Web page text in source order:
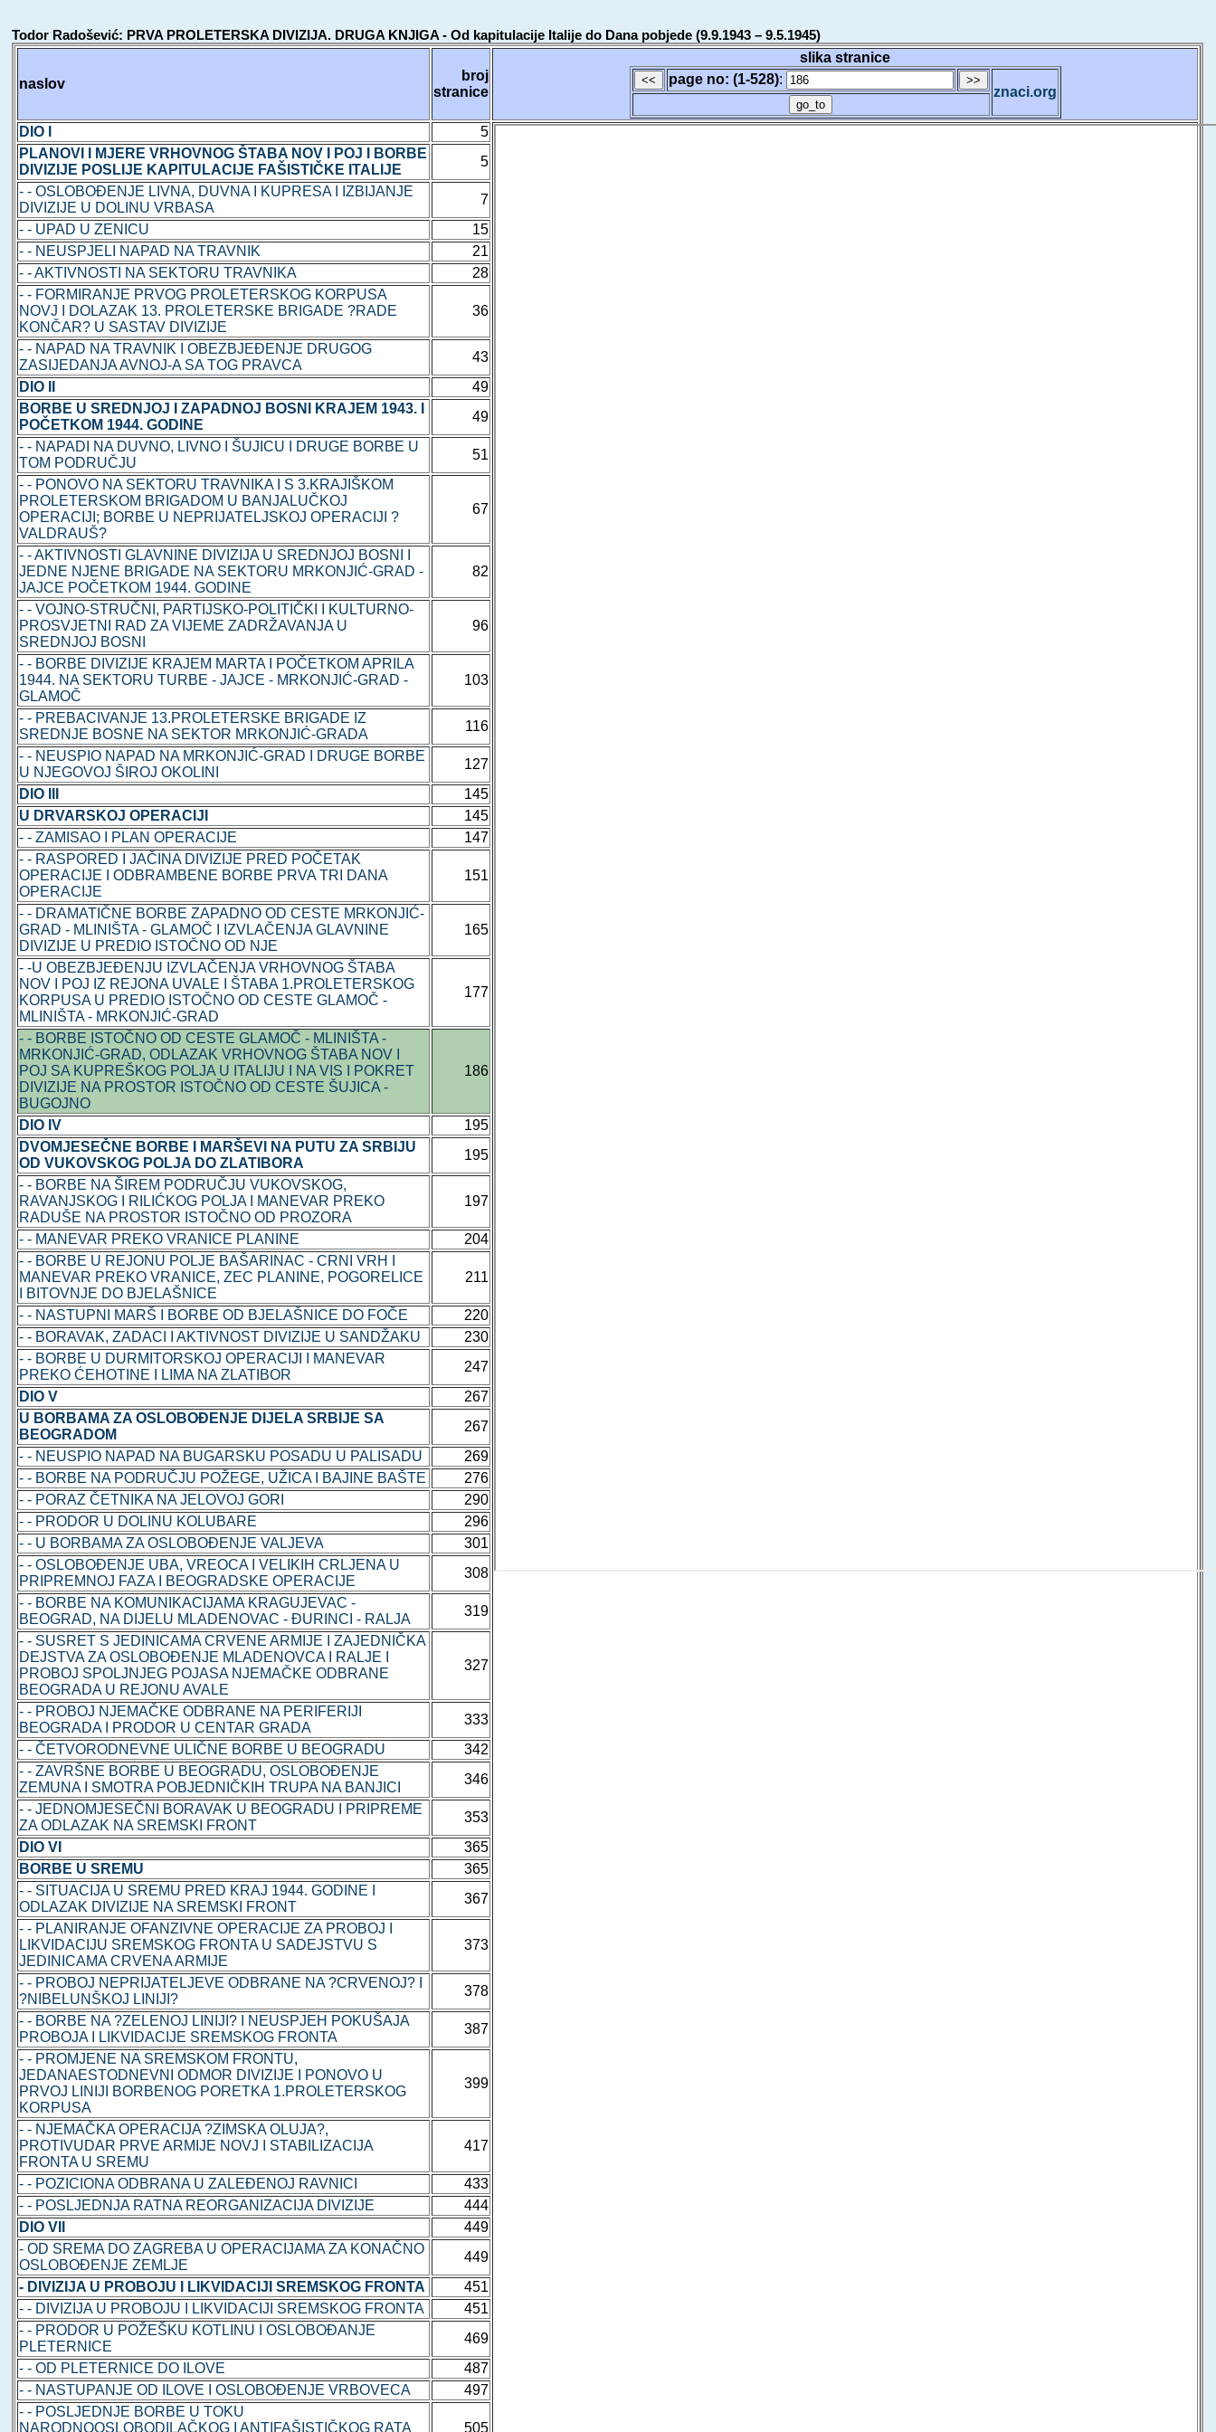
Todor Radošević: PRVA PROLETERSKA DIVIZIJA. DRUGA KNJIGA - Od kapitulacije Italije do Dana pobjede (9.9.1943 – 9.5.1945)
naslov
broj
stranice
slika stranice
page no: (1-528):
znaci.org
DIO I
5
PLANOVI I MJERE VRHOVNOG ŠTABA NOV I POJ I BORBE
DIVIZIJE POSLIJE KAPITULACIJE FAŠISTIČKE ITALIJE
5
- - OSLOBOĐENJE LIVNA, DUVNA I KUPRESA I IZBIJANJE
DIVIZIJE U DOLINU VRBASA
7
- - UPAD U ZENICU
15
- - NEUSPJELI NAPAD NA TRAVNIK
21
- - AKTIVNOSTI NA SEKTORU TRAVNIKA
28
- - FORMIRANJE PRVOG PROLETERSKOG KORPUSA
NOVJ I DOLAZAK 13. PROLETERSKE BRIGADE ?RADE
KONČAR? U SASTAV DIVIZIJE
36
- - NAPAD NA TRAVNIK I OBEZBJEĐENJE DRUGOG
ZASIJEDANJA AVNOJ-A SA TOG PRAVCA
43
DIO II
49
BORBE U SREDNJOJ I ZAPADNOJ BOSNI KRAJEM 1943. I
POČETKOM 1944. GODINE
49
- - NAPADI NA DUVNO, LIVNO I ŠUJICU I DRUGE BORBE U
TOM PODRUČJU
51
- - PONOVO NA SEKTORU TRAVNIKA I S 3.KRAJIŠKOM
PROLETERSKOM BRIGADOM U BANJALUČKOJ
OPERACIJI; BORBE U NEPRIJATELJSKOJ OPERACIJI ?
VALDRAUŠ?
67
- - AKTIVNOSTI GLAVNINE DIVIZIJA U SREDNJOJ BOSNI I
JEDNE NJENE BRIGADE NA SEKTORU MRKONJIĆ-GRAD -
JAJCE POČETKOM 1944. GODINE
82
- - VOJNO-STRUČNI, PARTIJSKO-POLITIČKI I KULTURNO-
PROSVJETNI RAD ZA VIJEME ZADRŽAVANJA U
SREDNJOJ BOSNI
96
- - BORBE DIVIZIJE KRAJEM MARTA I POČETKOM APRILA
1944. NA SEKTORU TURBE - JAJCE - MRKONJIĆ-GRAD -
GLAMOČ
103
- - PREBACIVANJE 13.PROLETERSKE BRIGADE IZ
SREDNJE BOSNE NA SEKTOR MRKONJIĆ-GRADA
116
- - NEUSPIO NAPAD NA MRKONJIĆ-GRAD I DRUGE BORBE
U NJEGOVOJ ŠIROJ OKOLINI
127
DIO III
145
U DRVARSKOJ OPERACIJI
145
- - ZAMISAO I PLAN OPERACIJE
147
- - RASPORED I JAČINA DIVIZIJE PRED POČETAK
OPERACIJE I ODBRAMBENE BORBE PRVA TRI DANA
OPERACIJE
151
- - DRAMATIČNE BORBE ZAPADNO OD CESTE MRKONJIĆ-
GRAD - MLINIŠTA - GLAMOČ I IZVLAČENJA GLAVNINE
DIVIZIJE U PREDIO ISTOČNO OD NJE
165
- -U OBEZBJEĐENJU IZVLAČENJA VRHOVNOG ŠTABA
NOV I POJ IZ REJONA UVALE I ŠTABA 1.PROLETERSKOG
KORPUSA U PREDIO ISTOČNO OD CESTE GLAMOČ -
MLINIŠTA - MRKONJIĆ-GRAD
177
- - BORBE ISTOČNO OD CESTE GLAMOČ - MLINIŠTA -
MRKONJIĆ-GRAD, ODLAZAK VRHOVNOG ŠTABA NOV I
POJ SA KUPREŠKOG POLJA U ITALIJU I NA VIS I POKRET
DIVIZIJE NA PROSTOR ISTOČNO OD CESTE ŠUJICA -
BUGOJNO
186
DIO IV
195
DVOMJESEČNE BORBE I MARŠEVI NA PUTU ZA SRBIJU
OD VUKOVSKOG POLJA DO ZLATIBORA
195
- - BORBE NA ŠIREM PODRUČJU VUKOVSKOG,
RAVANJSKOG I RILIĆKOG POLJA I MANEVAR PREKO
RADUŠE NA PROSTOR ISTOČNO OD PROZORA
197
- - MANEVAR PREKO VRANICE PLANINE
204
- - BORBE U REJONU POLJE BAŠARINAC - CRNI VRH I
MANEVAR PREKO VRANICE, ZEC PLANINE, POGORELICE
I BITOVNJE DO BJELAŠNICE
211
- - NASTUPNI MARŠ I BORBE OD BJELAŠNICE DO FOČE
220
- - BORAVAK, ZADACI I AKTIVNOST DIVIZIJE U SANDŽAKU
230
- - BORBE U DURMITORSKOJ OPERACIJI I MANEVAR
PREKO ĆEHOTINE I LIMA NA ZLATIBOR
247
DIO V
267
U BORBAMA ZA OSLOBOĐENJE DIJELA SRBIJE SA
BEOGRADOM
267
- - NEUSPIO NAPAD NA BUGARSKU POSADU U PALISADU
269
- - BORBE NA PODRUČJU POŽEGE, UŽICA I BAJINE BAŠTE
276
- - PORAZ ČETNIKA NA JELOVOJ GORI
290
- - PRODOR U DOLINU KOLUBARE
296
- - U BORBAMA ZA OSLOBOĐENJE VALJEVA
301
- - OSLOBOĐENJE UBA, VREOCA I VELIKIH CRLJENA U
PRIPREMNOJ FAZA I BEOGRADSKE OPERACIJE
308
- - BORBE NA KOMUNIKACIJAMA KRAGUJEVAC -
BEOGRAD, NA DIJELU MLADENOVAC - ĐURINCI - RALJA
319
- - SUSRET S JEDINICAMA CRVENE ARMIJE I ZAJEDNIČKA
DEJSTVA ZA OSLOBOĐENJE MLADENOVCA I RALJE I
PROBOJ SPOLJNJEG POJASA NJEMAČKE ODBRANE
BEOGRADA U REJONU AVALE
327
- - PROBOJ NJEMAČKE ODBRANE NA PERIFERIJI
BEOGRADA I PRODOR U CENTAR GRADA
333
- - ČETVORODNEVNE ULIČNE BORBE U BEOGRADU
342
- - ZAVRŠNE BORBE U BEOGRADU, OSLOBOĐENJE
ZEMUNA I SMOTRA POBJEDNIČKIH TRUPA NA BANJICI
346
- - JEDNOMJESEČNI BORAVAK U BEOGRADU I PRIPREME
ZA ODLAZAK NA SREMSKI FRONT
353
DIO VI
365
BORBE U SREMU
365
- - SITUACIJA U SREMU PRED KRAJ 1944. GODINE I
ODLAZAK DIVIZIJE NA SREMSKI FRONT
367
- - PLANIRANJE OFANZIVNE OPERACIJE ZA PROBOJ I
LIKVIDACIJU SREMSKOG FRONTA U SADEJSTVU S
JEDINICAMA CRVENA ARMIJE
373
- - PROBOJ NEPRIJATELJEVE ODBRANE NA ?CRVENOJ? I
?NIBELUNŠKOJ LINIJI?
378
- - BORBE NA ?ZELENOJ LINIJI? I NEUSPJEH POKUŠAJA
PROBOJA I LIKVIDACIJE SREMSKOG FRONTA
387
- - PROMJENE NA SREMSKOM FRONTU,
JEDANAESTODNEVNI ODMOR DIVIZIJE I PONOVO U
PRVOJ LINIJI BORBENOG PORETKA 1.PROLETERSKOG
KORPUSA
399
- - NJEMAČKA OPERACIJA ?ZIMSKA OLUJA?,
PROTIVUDAR PRVE ARMIJE NOVJ I STABILIZACIJA
FRONTA U SREMU
417
- - POZICIONA ODBRANA U ZALEĐENOJ RAVNICI
433
- - POSLJEDNJA RATNA REORGANIZACIJA DIVIZIJE
444
DIO VII
449
- OD SREMA DO ZAGREBA U OPERACIJAMA ZA KONAČNO
OSLOBOĐENJE ZEMLJE
449
- DIVIZIJA U PROBOJU I LIKVIDACIJI SREMSKOG FRONTA
451
- - DIVIZIJA U PROBOJU I LIKVIDACIJI SREMSKOG FRONTA
451
- - PRODOR U POŽEŠKU KOTLINU I OSLOBOĐANJE
PLETERNICE
469
- - OD PLETERNICE DO ILOVE
487
- - NASTUPANJE OD ILOVE I OSLOBOĐENJE VRBOVECA
497
- - POSLJEDNJE BORBE U TOKU
NARODNOOSLOBODILAČKOG I ANTIFAŠISTIČKOG RATA
505